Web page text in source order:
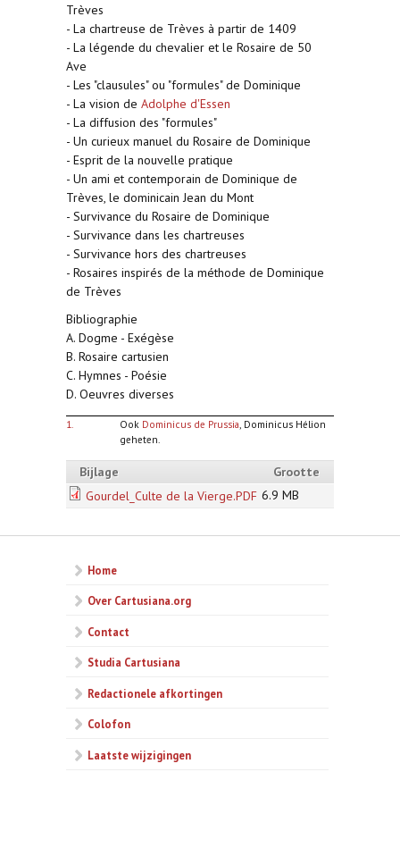
Trèves
- La chartreuse de Trèves à partir de 1409
- La légende du chevalier et le Rosaire de 50
Ave
- Les "clausules" ou "formules" de Dominique
- La vision de Adolphe d'Essen
- La diffusion des "formules"
- Un curieux manuel du Rosaire de Dominique
- Esprit de la nouvelle pratique
- Un ami et contemporain de Dominique de
Trèves, le dominicain Jean du Mont
- Survivance du Rosaire de Dominique
- Survivance dans les chartreuses
- Survivance hors des chartreuses
- Rosaires inspirés de la méthode de Dominique
de Trèves
Bibliographie
A. Dogme - Exégèse
B. Rosaire cartusien
C. Hymnes - Poésie
D. Oeuvres diverses
1. Ook Dominicus de Prussia , Dominicus Hélion
geheten.
Bijlage
Grootte
Gourdel_Culte de la Vierge.PDF 6.9 MB
Home
Over Cartusiana.org
Contact
Studia Cartusiana
Redactionele afkortingen
Colofon
Laatste wijzigingen